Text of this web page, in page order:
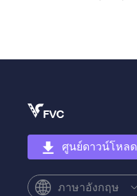
ศูนย์ดาวน์โหลด
ภาษาอังกฤษ